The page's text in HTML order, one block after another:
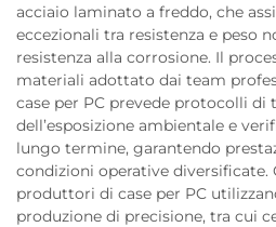
acciaio laminato a freddo, che
eccezionali tra resistenza e peso
resistenza alla corrosione. Il
materiali adottato dai team
case per PC prevede protocolli
dell’esposizione ambientale e
lungo termine, garantendo
condizioni operative diversificate.
produttori di case per PC
produzione di precisione, tra cui